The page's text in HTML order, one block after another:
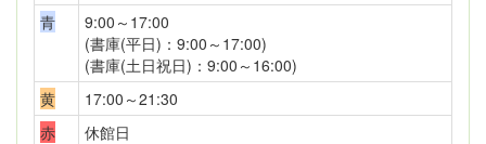
青
9:00～17:00
(書庫(平日)：9:00～17:00)
(書庫(土日祝日)：9:00～16:00)
黄
17:00～21:30
赤
休館日